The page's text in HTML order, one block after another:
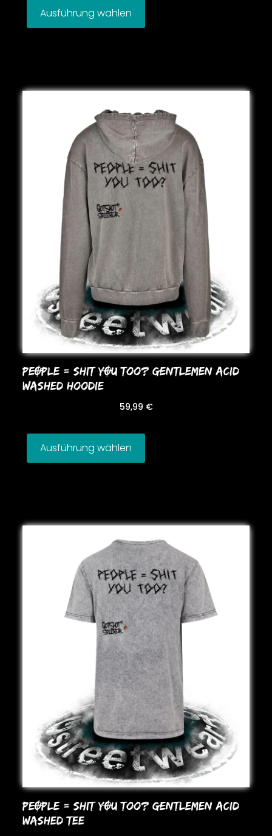
Ausführung wählen
PEOPLE = SHIT YOU Too? GENTLEMEN ACID
WASHED HooDIE
59,99 €
Ausführung wählen
PEOPLE = SHIT YOU Too? GENTLEMEN ACID
WASHED TEE